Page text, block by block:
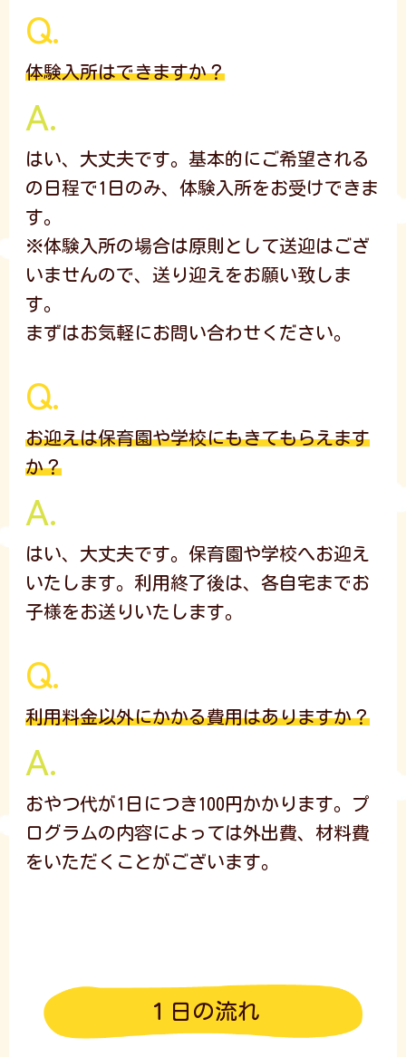
体験入所はできますか？
はい、大丈夫です。基本的にご希望される
の日程で1日のみ、体験入所をお受けできま
す。
※体験入所の場合は原則として送迎はござ
いませんので、送り迎えをお願い致しま
す。
まずはお気軽にお問い合わせください。
お迎えは保育園や学校にもきてもらえます
か？
はい、大丈夫です。保育園や学校へお迎え
いたします。利用終了後は、各自宅までお
子様をお送りいたします。
利用料金以外にかかる費用はありますか？
おやつ代が1日につき100円かかります。プ
ログラムの内容によっては外出費、材料費
をいただくことがございます。
１日の流れ